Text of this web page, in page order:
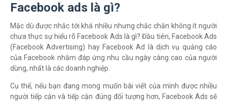
Facebook ads là gì?
Mặc dù được nhắc tới khá nhiều nhưng chắc chắn không ít người
chưa thực sự hiểu rõ Facebook Ads là gì? Đầu tiên, Facebook Ads
(Facebook Advertising) hay Facebook Ad là dịch vụ quảng cáo
của Facebook nhằm đáp ứng nhu cầu ngày càng cao của người
dùng, nhất là các doanh nghiệp.
Cụ thể, nếu bạn đang mong muốn bài viết của mình được nhiều
người tiếp cận và tiếp cận đúng đối tượng hơn, Facebook Ads sẽ